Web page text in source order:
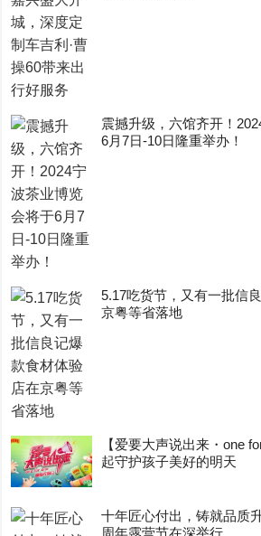
震撼升级，六馆齐开！
6月7日-10日隆重举办！
5.17吃货节，又有一批信
京粤等省落地
【爱要大声说出来・one
起守护孩子美好的明天
十年匠心付出，铸就品
周年露营节在深举行